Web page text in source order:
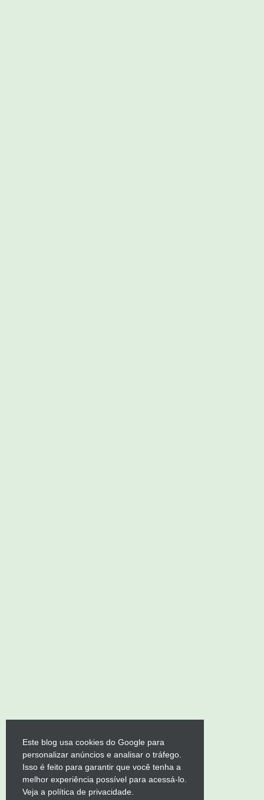
Este blog usa cookies do Google para
personalizar anúncios e analisar o tráfego.
Isso é feito para garantir que você tenha a
melhor experiência possível para acessá-lo.
Veja a política de privacidade.